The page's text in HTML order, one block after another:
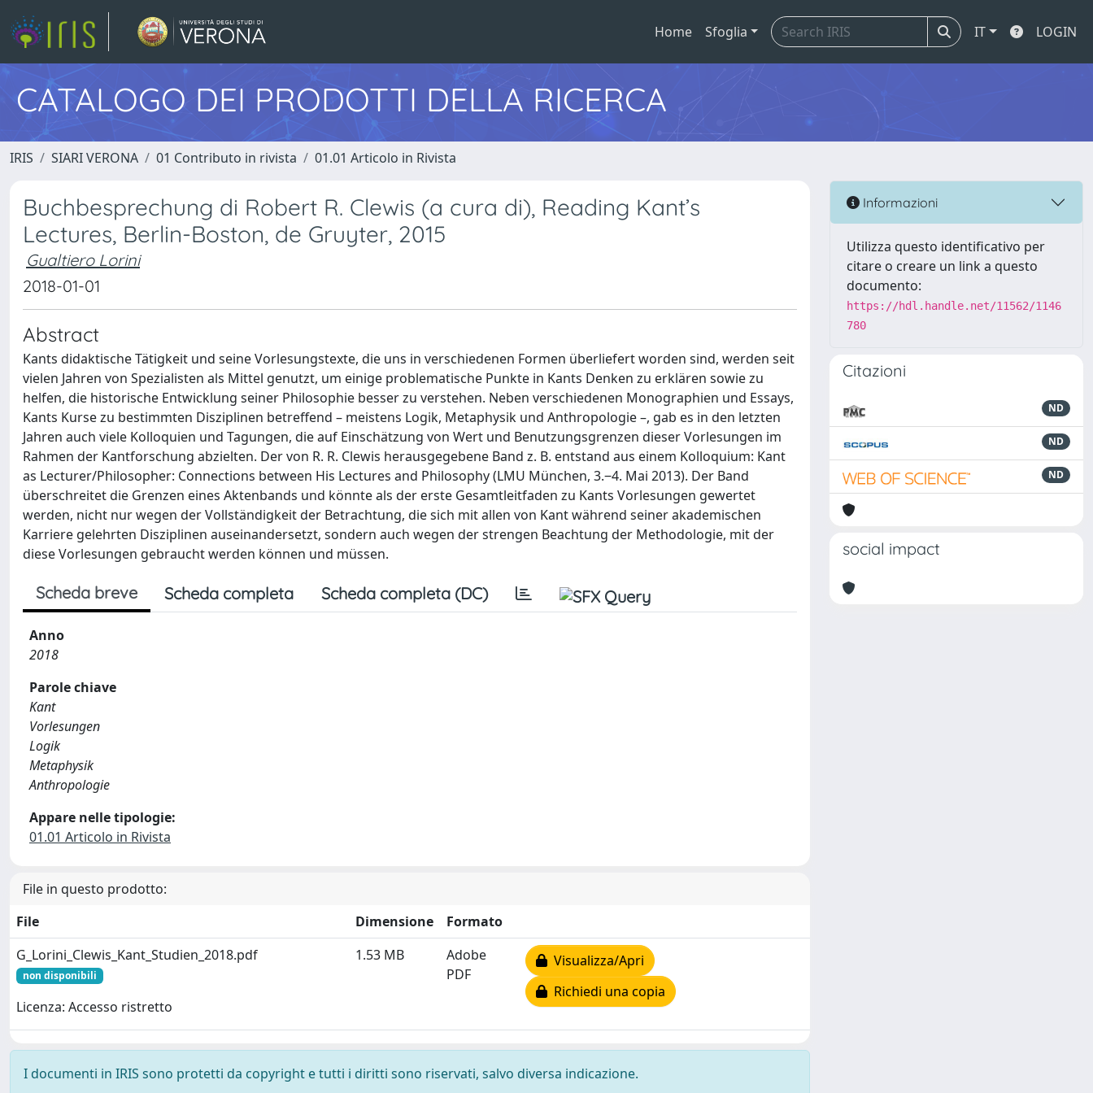
Home Sfoglia IT LOGIN
CATALOGO DEI PRODOTTI DELLA RICERCA
IRIS SIARI VERONA 01 Contributo in rivista 01.01 Articolo in Rivista
Buchbesprechung di Robert R. Clewis (a cura di), Reading Kant’s
Lectures, Berlin-Boston, de Gruyter, 2015
Gualtiero Lorini
2018-01-01
Abstract
Kants didaktische Tätigkeit und seine Vorlesungstexte, die uns in verschiedenen Formen überliefert worden sind, werden seit
vielen Jahren von Spezialisten als Mittel genutzt, um einige problematische Punkte in Kants Denken zu erklären sowie zu
helfen, die historische Entwicklung seiner Philosophie besser zu verstehen. Neben verschiedenen Monographien und Essays,
Kants Kurse zu bestimmten Disziplinen betreffend – meistens Logik, Metaphysik und Anthropologie –, gab es in den letzten
Jahren auch viele Kolloquien und Tagungen, die auf Einschätzung von Wert und Benutzungsgrenzen dieser Vorlesungen im
Rahmen der Kantforschung abzielten. Der von R. R. Clewis herausgegebene Band z. B. entstand aus einem Kolloquium: Kant
as Lecturer/Philosopher: Connections between His Lectures and Philosophy (LMU München, 3.‒4. Mai 2013). Der Band
überschreitet die Grenzen eines Aktenbands und könnte als der erste Gesamtleitfaden zu Kants Vorlesungen gewertet
werden, nicht nur wegen der Vollständigkeit der Betrachtung, die sich mit allen von Kant während seiner akademischen
Karriere gelehrten Disziplinen auseinandersetzt, sondern auch wegen der strengen Beachtung der Methodologie, mit der
diese Vorlesungen gebraucht werden können und müssen.
Scheda breve Scheda completa Scheda completa (DC)
Anno
2018
Parole chiave
Kant
Vorlesungen
Logik
Metaphysik
Anthropologie
Appare nelle tipologie:
01.01 Articolo in Rivista
File in questo prodotto:
File
Dimensione
Formato
G_Lorini_Clewis_Kant_Studien_2018.pdf
non disponibili
Licenza: Accesso ristretto
1.53 MB
Adobe
PDF
Visualizza/Apri
Richiedi una copia
I documenti in IRIS sono protetti da copyright e tutti i diritti sono riservati, salvo diversa indicazione.
Informazioni
Utilizza questo identificativo per
citare o creare un link a questo
documento:
https://hdl.handle.net/11562/1146
780
Citazioni
ND
ND
ND
social impact